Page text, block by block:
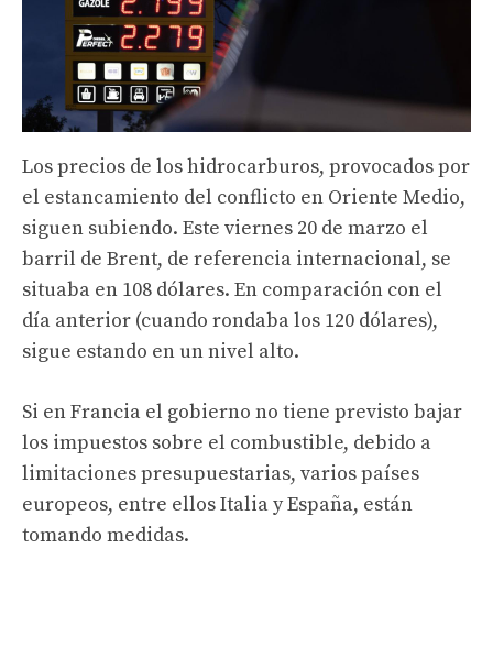
Los precios de los hidrocarburos, provocados por
el estancamiento del conflicto en Oriente Medio,
siguen subiendo. Este viernes 20 de marzo el
barril de Brent, de referencia internacional, se
situaba en 108 dólares. En comparación con el
día anterior (cuando rondaba los 120 dólares),
sigue estando en un nivel alto.
Si en Francia el gobierno no tiene previsto bajar
los impuestos sobre el combustible, debido a
limitaciones presupuestarias, varios países
europeos, entre ellos Italia y España, están
tomando medidas.